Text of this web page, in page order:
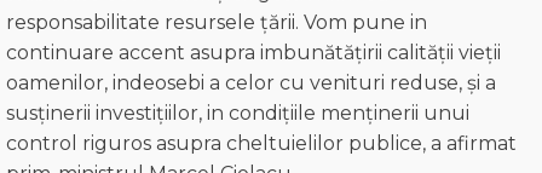
responsabilitate resursele țării. Vom pune in
continuare accent asupra imbunătățirii calității vieții
oamenilor, indeosebi a celor cu venituri reduse, și a
susținerii investițiilor, in condițiile menținerii unui
control riguros asupra cheltuielilor publice, a afirmat